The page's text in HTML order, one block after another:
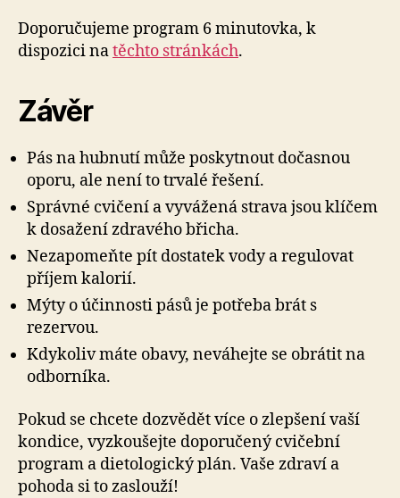
Doporučujeme program 6 minutovka, k
dispozici natěchto stránkách.
Závěr
Pás na hubnutí může poskytnout dočasnou
oporu, ale není to trvalé řešení.
Správné cvičení a vyvážená strava jsou klíčem
k dosažení zdravého břicha.
Nezapomeňte pít dostatek vody a regulovat
příjem kalorií.
Mýty o účinnosti pásů je potřeba brát s
rezervou.
Kdykoliv máte obavy, neváhejte se obrátit na
odborníka.
Pokud se chcete dozvědět více o zlepšení vaší
kondice, vyzkoušejte doporučený cvičební
program a dietologický plán. Vaše zdraví a
pohoda si to zaslouží!